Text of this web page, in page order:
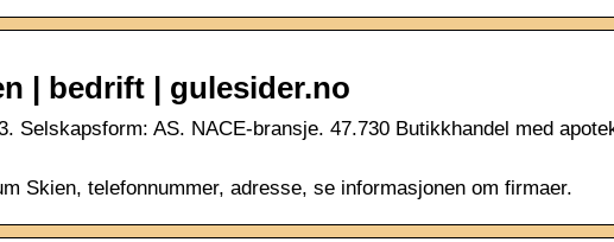
| bedrift | gulesider.no
Selskapsform: AS. NACE-bransje. 47.730 Butikkhandel med
Skien, telefonnummer, adresse, se informasjonen om firmaer.